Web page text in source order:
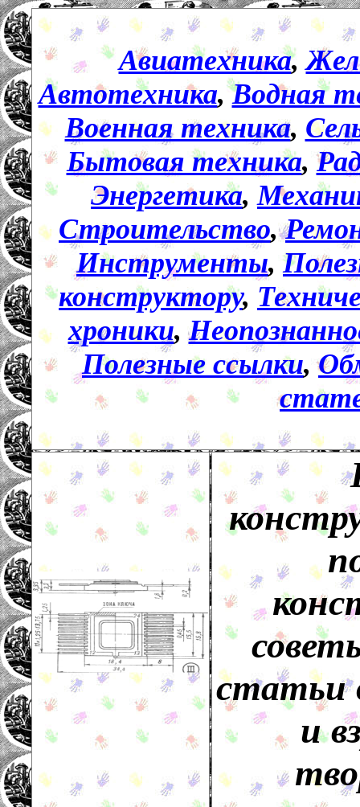
Авиатехника,
Автотехника,Водная
Военная техника,
Бытовая техника,
Энергетика,
Строительство,
Инструменты,
конструктору,
хроники,
Полезные ссылки,
статьи
и